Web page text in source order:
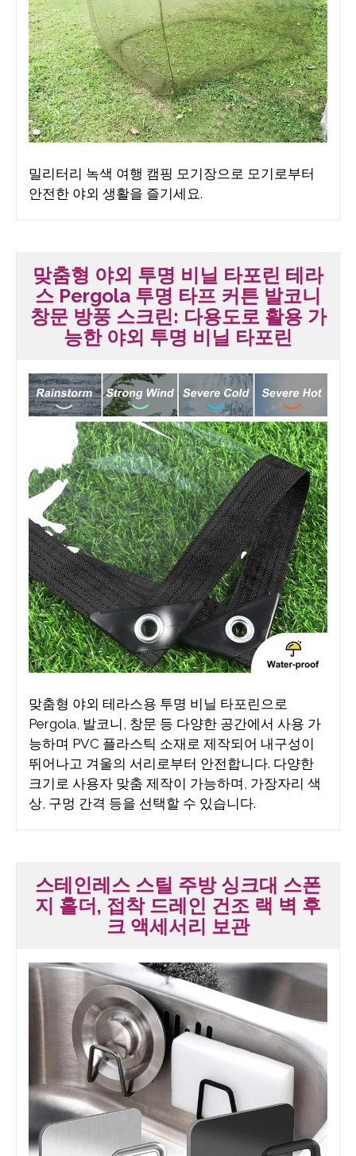
밀리터리 녹색 여행 캠핑 모기장으로 모기로부터
안전한 야외 생활을 즐기세요.
맞춤형 야외 투명 비닐 타포린 테라
스 Pergola 투명 타프 커튼 발코니
창문 방풍 스크린: 다용도로 활용 가
능한 야외 투명 비닐 타포린
맞춤형 야외 테라스용 투명 비닐 타포린으로
Pergola, 발코니, 창문 등 다양한 공간에서 사용 가
능하며 PVC 플라스틱 소재로 제작되어 내구성이
뛰어나고 겨울의 서리로부터 안전합니다. 다양한
크기로 사용자 맞춤 제작이 가능하며, 가장자리 색
상, 구멍 간격 등을 선택할 수 있습니다.
스테인레스 스틸 주방 싱크대 스폰
지 홀더, 접착 드레인 건조 랙 벽 후
크 액세서리 보관